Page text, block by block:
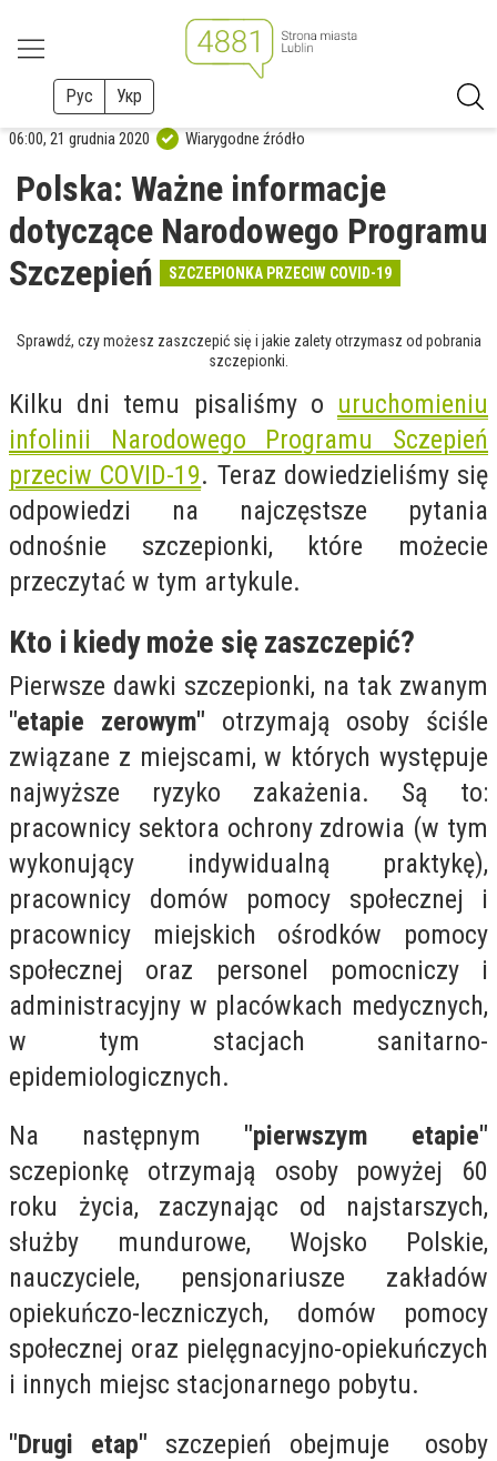
Рус Укр
06:00, 21 grudnia 2020 Wiarygodne źródło
Polska: Ważne informacje
dotyczące Narodowego Programu
Szczepień
SZCZEPIONKA PRZECIW COVID-19
Sprawdź, czy możesz zaszczepić się i jakie zalety otrzymasz od pobrania
szczepionki.
Kilku dni temu pisaliśmy o uruchomieniu
infolinii Narodowego Programu Sczepień
przeciw COVID-19. Teraz dowiedzieliśmy się
odpowiedzi na najczęstsze pytania
odnośnie szczepionki, które możecie
przeczytać w tym artykule.
Kto i kiedy może się zaszczepić?
Pierwsze dawki szczepionki, na tak zwanym
"etapie zerowym" otrzymają osoby ściśle
związane z miejscami, w których występuje
najwyższe ryzyko zakażenia. Są to:
pracownicy sektora ochrony zdrowia (w tym
wykonujący indywidualną praktykę),
pracownicy domów pomocy społecznej i
pracownicy miejskich ośrodków pomocy
społecznej oraz personel pomocniczy i
administracyjny w placówkach medycznych,
w tym stacjach sanitarno-
epidemiologicznych.
Na następnym "pierwszym etapie"
sczepionkę otrzymają osoby powyżej 60
roku życia, zaczynając od najstarszych,
służby mundurowe, Wojsko Polskie,
nauczyciele, pensjonariusze zakładów
opiekuńczo-leczniczych, domów pomocy
społecznej oraz pielęgnacyjno-opiekuńczych
i innych miejsc stacjonarnego pobytu.
"Drugi etap" szczepień obejmuje osoby